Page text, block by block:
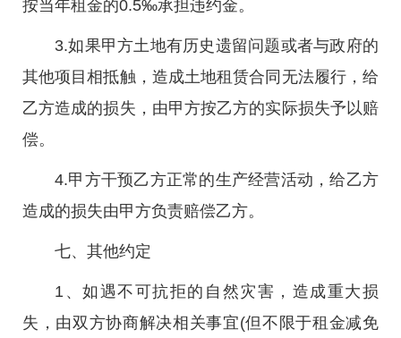
按当年租金的0.5‰承担违约金。
3.如果甲方土地有历史遗留问题或者与政府的
其他项目相抵触，造成土地租赁合同无法履行，给
乙方造成的损失，由甲方按乙方的实际损失予以赔
偿。
4.甲方干预乙方正常的生产经营活动，给乙方
造成的损失由甲方负责赔偿乙方。
七、其他约定
1、如遇不可抗拒的自然灾害，造成重大损
失，由双方协商解决相关事宜(但不限于租金减免